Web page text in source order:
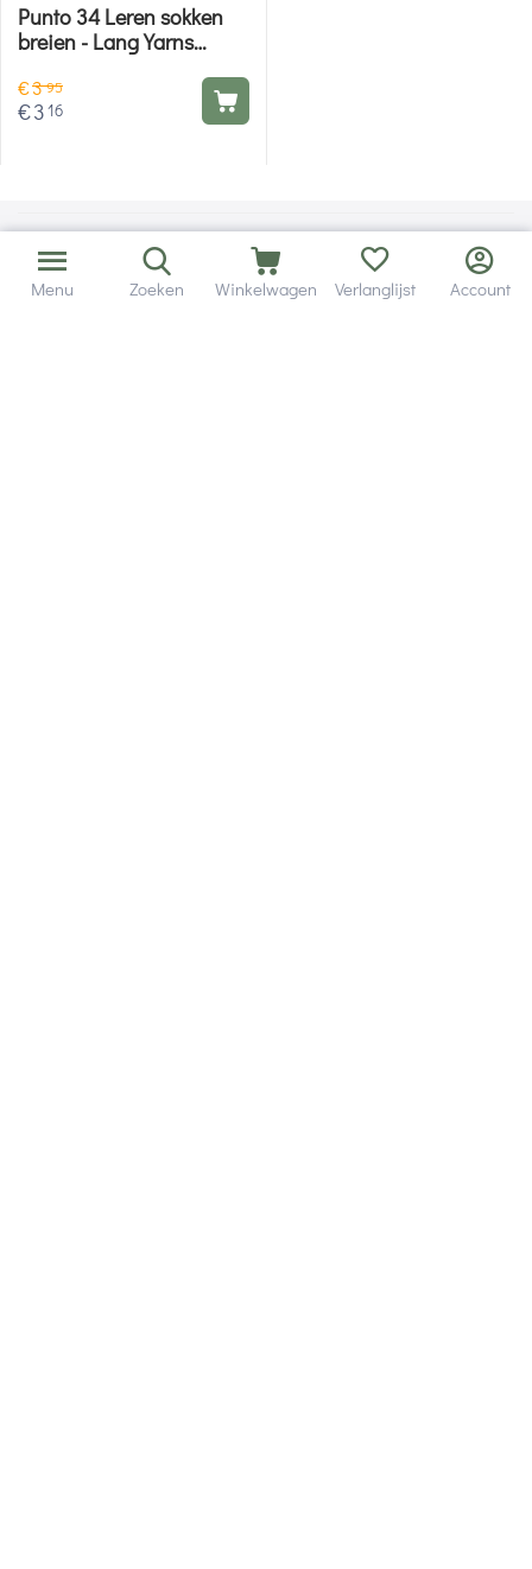
Punto 34 Leren sokken
breien - Lang Yarns
€395
€316
Menu Zoeken Winkelwagen Verlanglijst Account